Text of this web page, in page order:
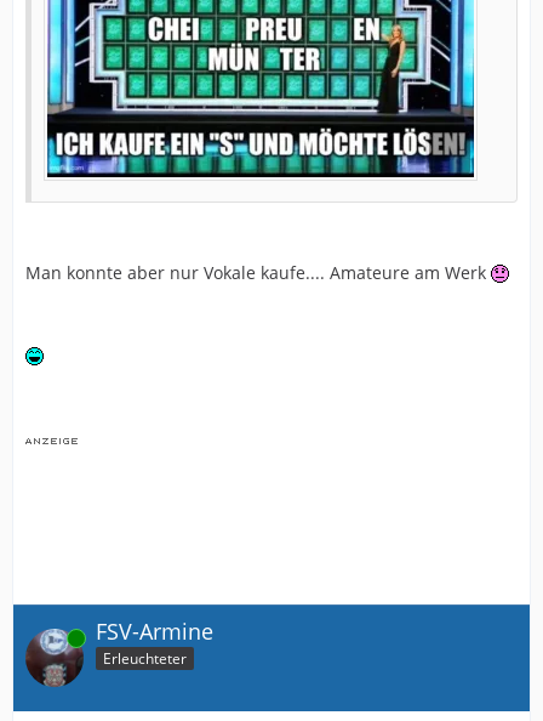
Man konnte aber nur Vokale kaufe.... Amateure am Werk
Online FSV-Armine
Erleuchteter